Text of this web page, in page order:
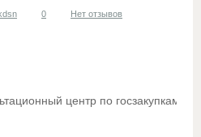
0 Нет отзывов
центр по госзакупкам